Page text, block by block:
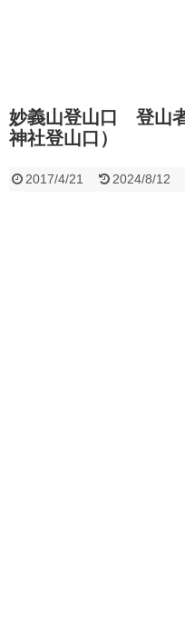
妙義山登山口 登山
神社登山口）
2017/4/21 2024/8/12